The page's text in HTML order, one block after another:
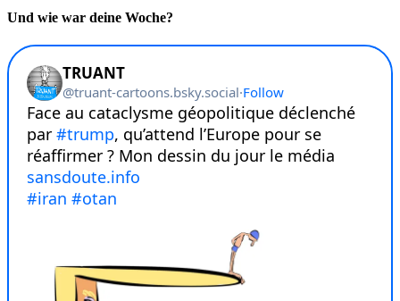
Und wie war deine Woche?